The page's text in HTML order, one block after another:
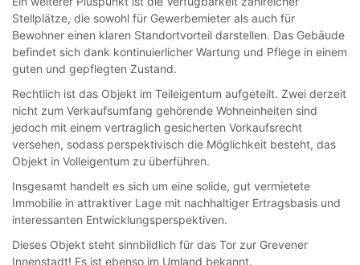
Stellplätze, die sowohl für Gewerbemieter als auch für
Bewohner einen klaren Standortvorteil darstellen. Das Gebäude
befindet sich dank kontinuierlicher Wartung und Pflege in einem
guten und gepflegten Zustand.
Rechtlich ist das Objekt im Teileigentum aufgeteilt. Zwei derzeit
nicht zum Verkaufsumfang gehörende Wohneinheiten sind
jedoch mit einem vertraglich gesicherten Vorkaufsrecht
versehen, sodass perspektivisch die Möglichkeit besteht, das
Objekt in Volleigentum zu überführen.
Insgesamt handelt es sich um eine solide, gut vermietete
Immobilie in attraktiver Lage mit nachhaltiger Ertragsbasis und
interessanten Entwicklungsperspektiven.
Dieses Objekt steht sinnbildlich für das Tor zur Grevener
Innenstadt! Es ist ebenso im Umland bekannt.